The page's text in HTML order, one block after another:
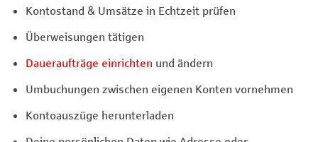
Kontostand & Umsätze in Echtzeit prüfen
Überweisungen tätigen
Daueraufträge einrichten und ändern
Umbuchungen zwischen eigenen Konten vornehmen
Kontoauszüge herunterladen